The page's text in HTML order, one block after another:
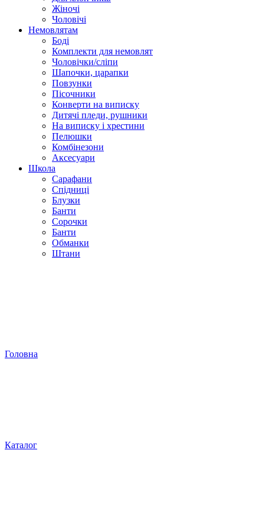
Жіночі
Чоловічі
Немовлятам
Боді
Комплекти для немовлят
Чоловічки/сліпи
Шапочки, царапки
Повзунки
Пісочники
Конверти на виписку
Дитячі пледи, рушники
На виписку і хрестини
Пелюшки
Комбінезони
Аксесуари
Школа
Сарафани
Спідниці
Блузки
Банти
Сорочки
Банти
Обманки
Штани
Головна
Каталог